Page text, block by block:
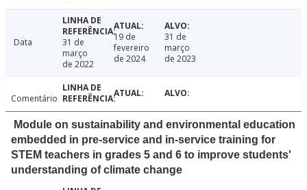
Data
31 de
março
de 2022
19 de
fevereiro
de 2024
31 de
março
de 2023
Comentário
Module on sustainability and environmental education
embedded in pre-service and in-service training for
STEM teachers in grades 5 and 6 to improve students'
understanding of climate change